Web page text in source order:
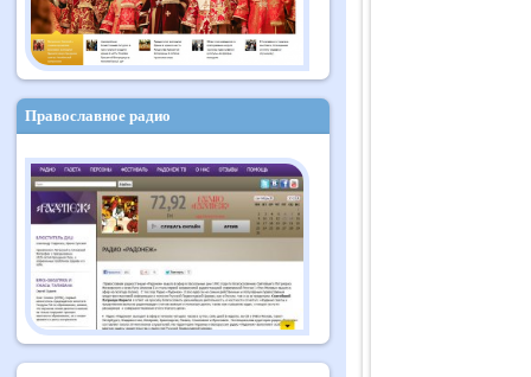
Православное радио